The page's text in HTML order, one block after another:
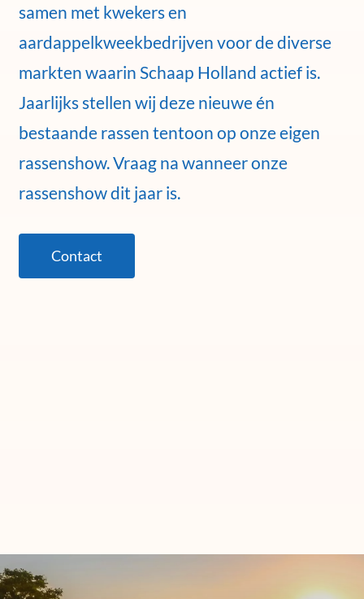
samen met kwekers en
aardappelkweekbedrijven voor de diverse
markten waarin Schaap Holland actief is.
Jaarlijks stellen wij deze nieuwe én
bestaande rassen tentoon op onze eigen
rassenshow. Vraag na wanneer onze
rassenshow dit jaar is.
Contact